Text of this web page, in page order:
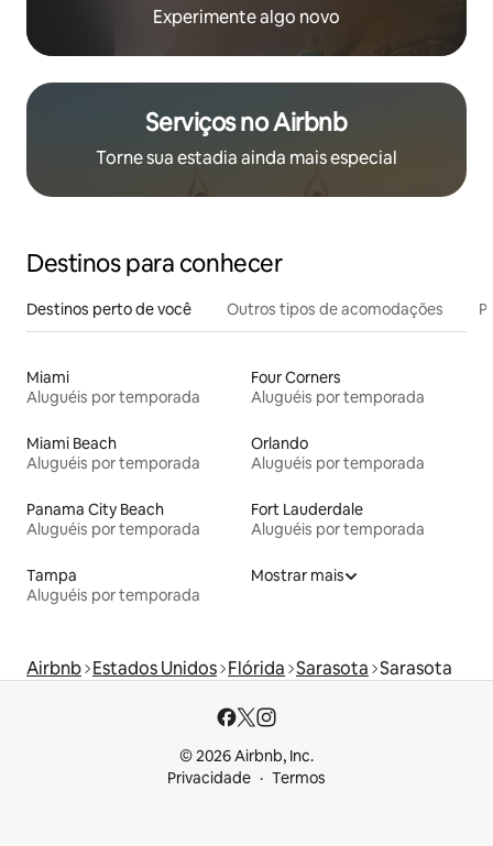
Experimente algo novo
Serviços no Airbnb
Torne sua estadia ainda mais especial
Destinos para conhecer
Destinos perto de você Outros tipos de acomodações
Miami
Aluguéis por temporada
Four Corners
Aluguéis por temporada
Miami Beach
Aluguéis por temporada
Orlando
Aluguéis por temporada
Panama City Beach
Aluguéis por temporada
Fort Lauderdale
Aluguéis por temporada
Tampa
Aluguéis por temporada
Mostrar mais
Airbnb Estados Unidos Flórida Sarasota Sarasota
© 2026 Airbnb, Inc.
Privacidade
Termos